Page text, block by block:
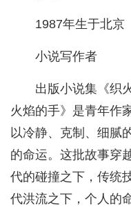
1987年生于北京
小说写作者
出版小说集《织
火焰的手》是青年作
以冷静、克制、细腻
的命运。这批故事穿
代的碰撞之下，传统
代洪流之下，个人的